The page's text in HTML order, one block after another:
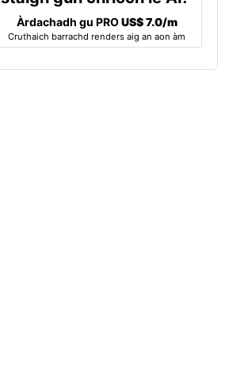
Àrdachadh gu PROUS$ 7.0/m
Cruthaich barrachd renders aig an aon àm